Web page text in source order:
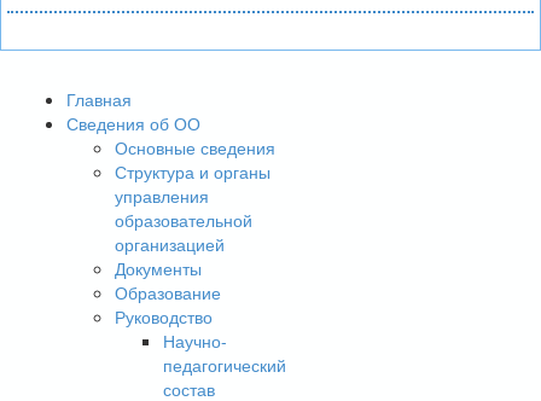
Главная
Сведения об ОО
Основные сведения
Структура и органы
управления
образовательной
организацией
Документы
Образование
Руководство
Научно-
педагогический
состав